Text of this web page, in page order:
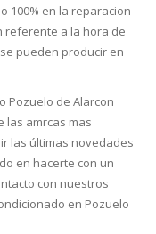
100% en la reparacion
referente a la hora de
pueden producir en
Pozuelo de Alarcon
las amrcas mas
las últimas novedades
en hacerte con un
con nuestros
en Pozuelo